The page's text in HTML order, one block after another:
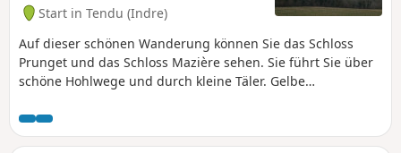
Start in Tendu (Indre)
Auf dieser schönen Wanderung können Sie das Schloss
Prunget und das Schloss Mazière sehen. Sie führt Sie über
schöne Hohlwege und durch kleine Täler. Gelbe